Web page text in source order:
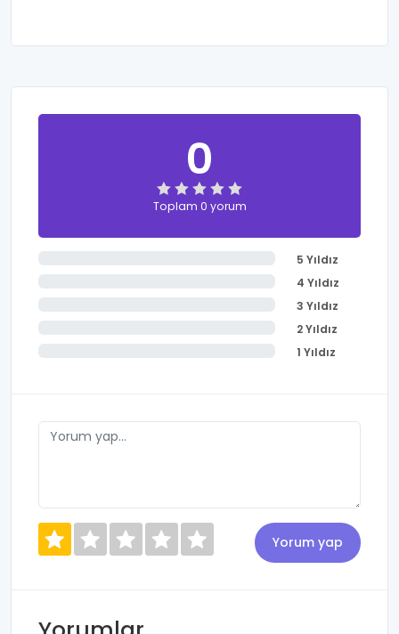
0
Toplam 0 yorum
5 Yıldız
4 Yıldız
3 Yıldız
2 Yıldız
1 Yıldız